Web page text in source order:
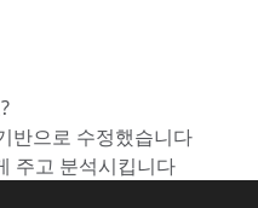
반으로 수정했습니다
주고 분석시킵니다